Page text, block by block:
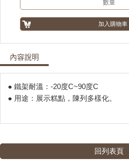
內容說明
● 鐵架耐溫：-20度C~90度C
● ​用途：展示糕點，陳列多樣化。
回列表頁